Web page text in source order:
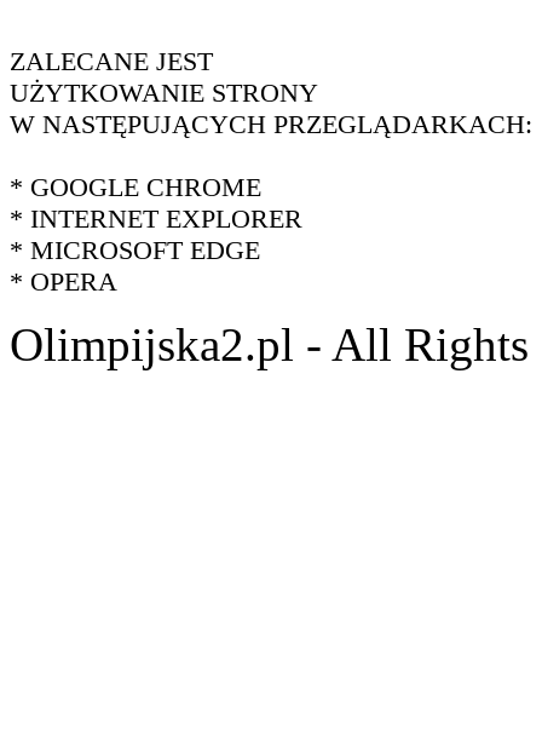
ZALECANE JEST
UŻYTKOWANIE STRONY
W NASTĘPUJĄCYCH PRZEGLĄDARKACH:
* GOOGLE CHROME
* INTERNET EXPLORER
* MICROSOFT EDGE
* OPERA
Olimpijska2.pl - All Rights